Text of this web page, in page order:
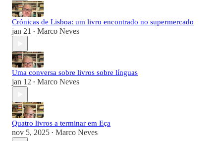
Crónicas de Lisboa: um livro encontrado no supermercado
jan 21 • Marco Neves
Uma conversa sobre livros sobre línguas
jan 12 • Marco Neves
Quatro livros a terminar em Eça
nov 5, 2025 • Marco Neves